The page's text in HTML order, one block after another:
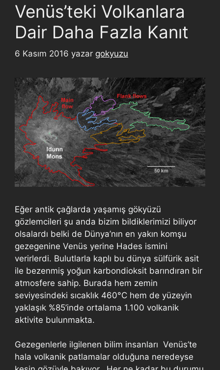
Venüs’teki Volkanlara
Dair Daha Fazla Kanıt
6 Kasım 2016 yazar gokyuzu
Eğer antik çağlarda yaşamış gökyüzü
gözlemcileri şu anda bizim bildiklerimizi biliyor
olsalardı belki de Dünya’nın en yakın komşu
gezegenine Venüs yerine Hades ismini
verirlerdi. Bulutlarla kaplı bu dünya sülfürik asit
ile bezenmiş yoğun karbondioksit barındıran bir
atmosfere sahip. Burada hem zemin
seviyesindeki sıcaklık 460°C hem de yüzeyin
yaklaşık %85’inde ortalama 1.100 volkanik
aktivite bulunmakta.
Gezegenlerle ilgilenen bilim insanları Venüs’te
hala volkanik patlamalar olduğuna neredeyse